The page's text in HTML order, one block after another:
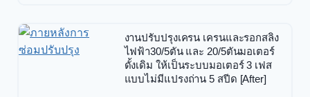
งานปรับปรุงเครน เครนและรอกสลิง
ไฟฟ้า30/5ตัน และ 20/5ตันมอเตอร์
ดั้งเดิม ให้เป็นระบบมอเตอร์ 3 เฟส
แบบไม่มีแปรงถ่าน 5 สปีด [After]